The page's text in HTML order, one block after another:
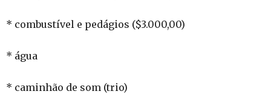
* combustível e pedágios ($3.000,00)
* água
* caminhão de som (trio)